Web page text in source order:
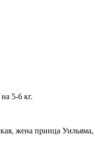
5-6 кг.
жена принца Уильяма,